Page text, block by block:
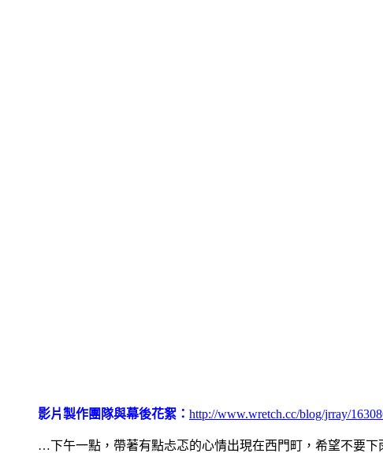
影片製作團隊與幕後花絮： http://www.wretch.cc/blog/jrray/
…下午一點，帶著有點忐忑的心情出現在西門町，希望不要下